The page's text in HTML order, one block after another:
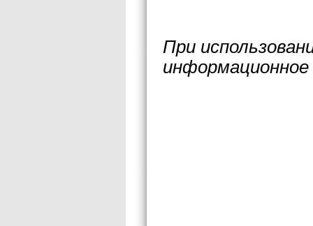
При